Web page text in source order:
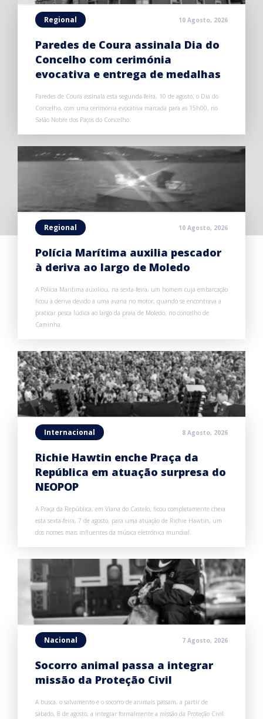
Regional 10 Agosto, 2026
Paredes de Coura assinala Dia do
Concelho com cerimónia
evocativa e entrega de medalhas
Paredes de Coura assinala esta segunda-feira, 10 de agosto, o Dia do
Concelho, com uma cerimónia evocativa marcada para as 15h00, no
Salão Nobre dos Paços do Concelho.
Regional 10 Agosto, 2026
Polícia Marítima auxilia pescador
à deriva ao largo de Moledo
A Polícia Marítima auxiliou, na sexta-feira, um homem cuja embarcação
ficou à deriva devido a uma avaria no motor, quando se encontrava a
praticar pesca lúdica ao largo da praia de Moledo, no concelho de
Caminha.
Internacional 8 Agosto, 2026
Richie Hawtin enche Praça da
República em atuação surpresa do
NEOPOP
A Praça da República, em Viana do Castelo, ficou completamente cheia
esta sexta-feira, 7 de agosto, para uma atuação de Richie Hawtin, um
dos nomes mais influentes da música eletrónica mundial.
Nacional 7 Agosto, 2026
Socorro animal passa a integrar
missão da Proteção Civil
A busca, o salvamento e o socorro de animais passam, a partir de
sábado, 8 de agosto, a integrar formalmente a missão da Proteção Civil.